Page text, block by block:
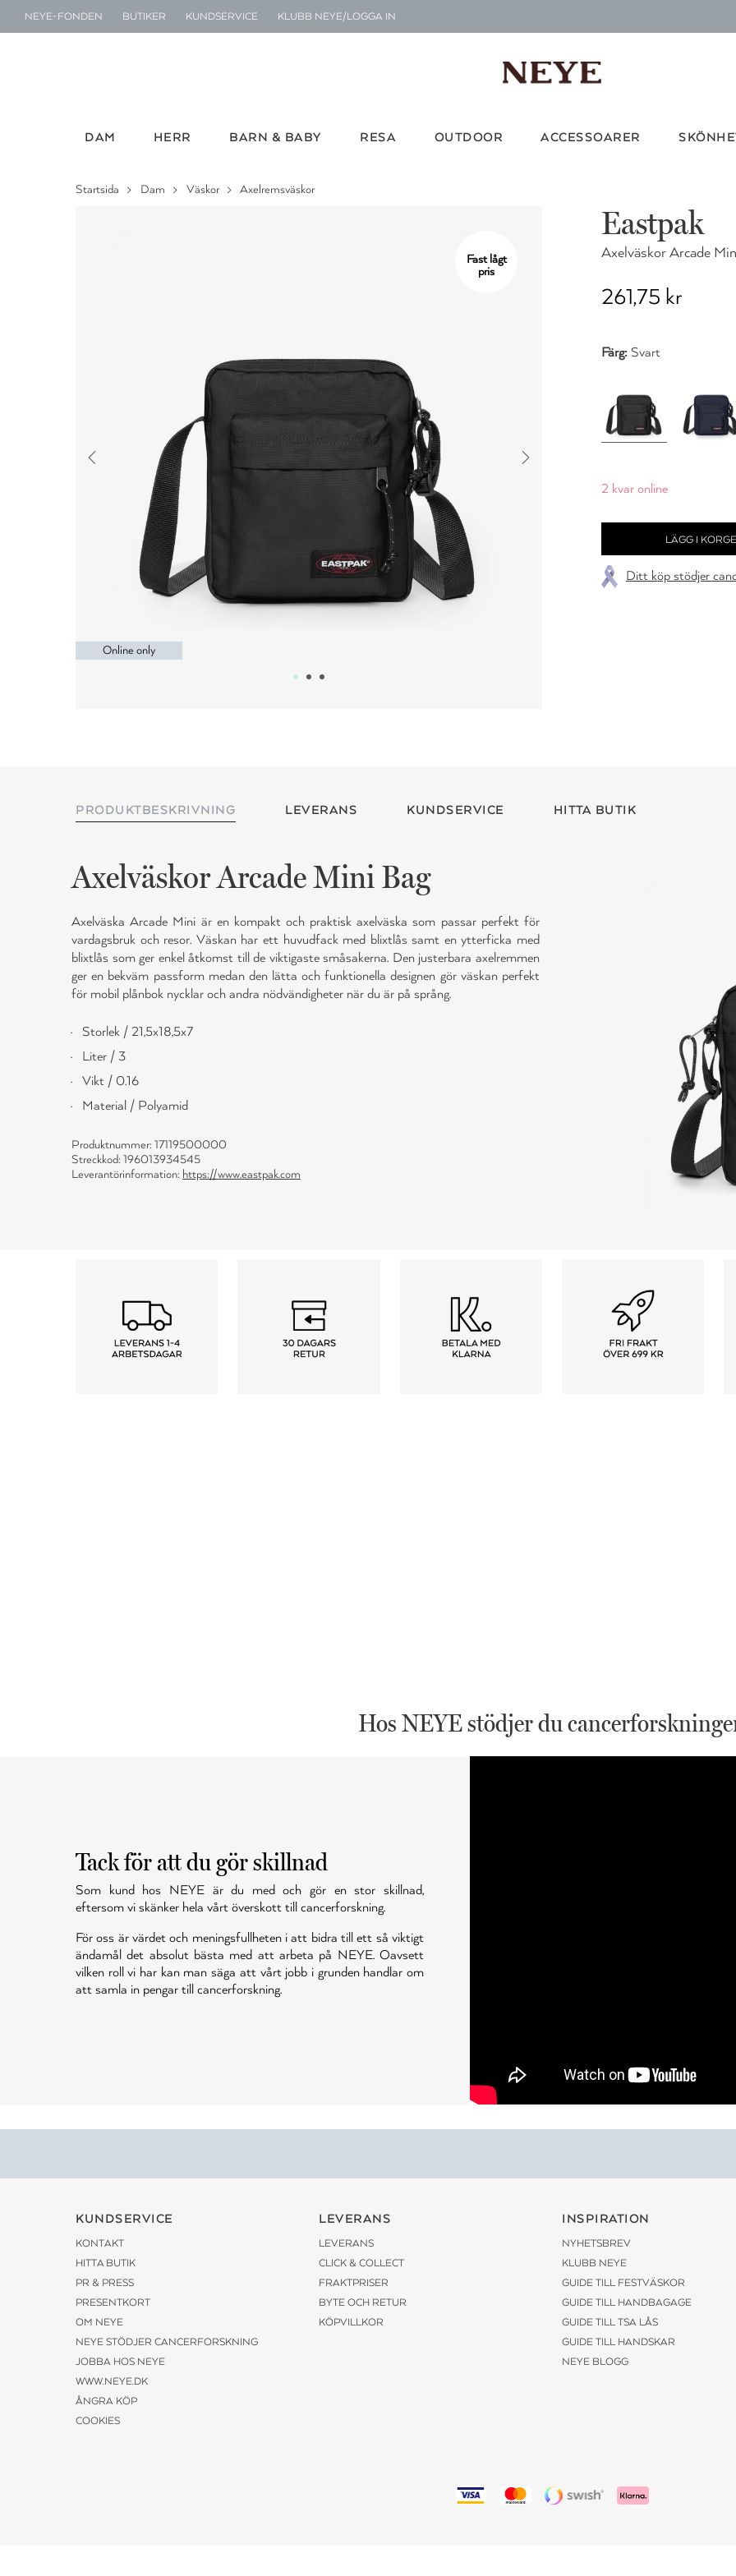
NEYE-FONDEN BUTIKER KUNDSERVICE KLUBB NEYE/LOGGA IN
DAM
HERR BARN & BABY RESA OUTDOOR ACCESSOARER
Startsida Dam Väskor Axelremsväskor
Fast lågt
pris
Online only
Eastpak
Axelväskor Arcade
261,75 kr
Färg: Svart
2 kvar online
Ditt köp stödjer
PRODUKTBESKRIVNING LEVERANS KUNDSERVICE HITTA BUTIK
Axelväskor Arcade Mini Bag
Axelväska Arcade Mini är en kompakt och praktisk axelväska som passar perfekt för
vardagsbruk och resor. Väskan har ett huvudfack med blixtlås samt en ytterficka med
blixtlås som ger enkel åtkomst till de viktigaste småsakerna. Den justerbara axelremmen
ger en bekväm passform medan den lätta och funktionella designen gör väskan perfekt
för mobil plånbok nycklar och andra nödvändigheter när du är på språng.
Storlek / 21,5x18,5x7
Liter / 3
Vikt / 0.16
Material / Polyamid
Produktnummer: 17119500000
Streckkod: 196013934545
Leverantörinformation: https://www.eastpak.com
Hos NEYE stödjer du
Tack för att du gör skillnad
Som kund hos NEYE är du med och gör en stor skillnad,
eftersom vi skänker hela vårt överskott till cancerforskning.
För oss är värdet och meningsfullheten i att bidra till ett så viktigt
ändamål det absolut bästa med att arbeta på NEYE. Oavsett
vilken roll vi har kan man säga att vårt jobb i grunden handlar om
att samla in pengar till cancerforskning.
KUNDSERVICE
KONTAKT
HITTA BUTIK
PR & PRESS
PRESENTKORT
OM NEYE
NEYE STÖDJER CANCERFORSKNING
JOBBA HOS NEYE
WWW.NEYE.DK
ÅNGRA KÖP
COOKIES
LEVERANS
LEVERANS
CLICK & COLLECT
FRAKTPRISER
BYTE OCH RETUR
KÖPVILLKOR
INSPIRATION
NYHETSBREV
KLUBB NEYE
GUIDE TILL FESTVÄSKOR
GUIDE TILL HANDBAGAGE
GUIDE TILL TSA LÅS
GUIDE TILL HANDSKAR
NEYE BLOGG